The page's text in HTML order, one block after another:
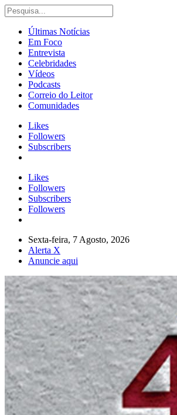
Últimas Notícias
Em Foco
Entrevista
Celebridades
Vídeos
Podcasts
Correio do Leitor
Comunidades
Likes
Followers
Subscribers
Likes
Followers
Subscribers
Followers
Sexta-feira, 7 Agosto, 2026
Alerta X
Anuncie aqui